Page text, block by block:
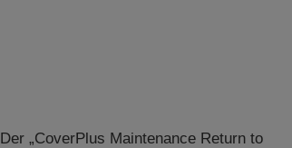
Der „CoverPlus Maintenance Return to